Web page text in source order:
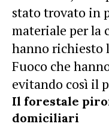
stato trovato in
materiale per la
hanno richiesto
Fuoco che
evitando così il
Il forestale
domiciliari